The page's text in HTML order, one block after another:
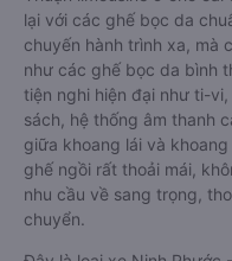
lại với các ghế bọc da
chuyến hành trình xa, mà
như các ghế bọc da bình
tiện nghi hiện đại như ti-
sách, hệ thống âm thanh
giữa khoang lái và
ghế ngồi rất thoải mái,
nhu cầu về sang trọng,
chuyển.